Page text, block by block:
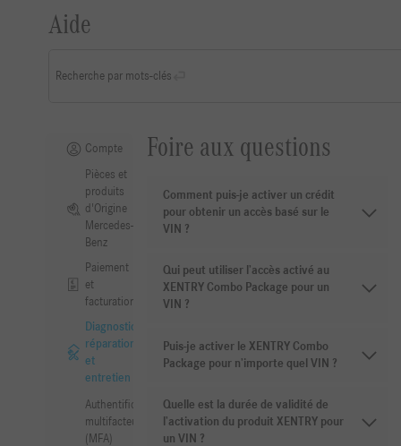
Aide
Recherche par mots-clés
Compte
Pièces et
produits
d'Origine
Mercedes-
Benz
Paiement
et
facturation
Diagnostic,
réparation
et
entretien
Authentification
multifacteur
(MFA)
Foire aux questions
Comment puis-je activer un crédit
pour obtenir un accès basé sur le
VIN ?
Qui peut utiliser l’accès activé au
XENTRY Combo Package pour un
VIN ?
Puis-je activer le XENTRY Combo
Package pour n’importe quel VIN ?
Quelle est la durée de validité de
l’activation du produit XENTRY pour
un VIN ?